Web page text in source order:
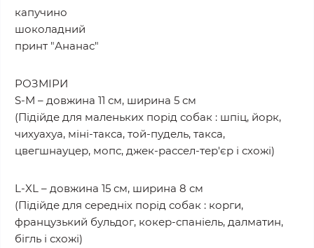
капучино
шоколадний
принт "Ананас"
РОЗМІРИ
S-М – довжина 11 см, ширина 5 см
(Підійде для маленьких порід собак : шпіц, йорк,
чихуахуа, міні-такса, той-пудель, такса,
цвегшнауцер, мопс, джек-рассел-тер'єр і схожі)
L-XL – довжина 15 см, ширина 8 см
(Підійде для середніх порід собак : корги,
французький бульдог, кокер-спаніель, далматин,
бігль і схожі)